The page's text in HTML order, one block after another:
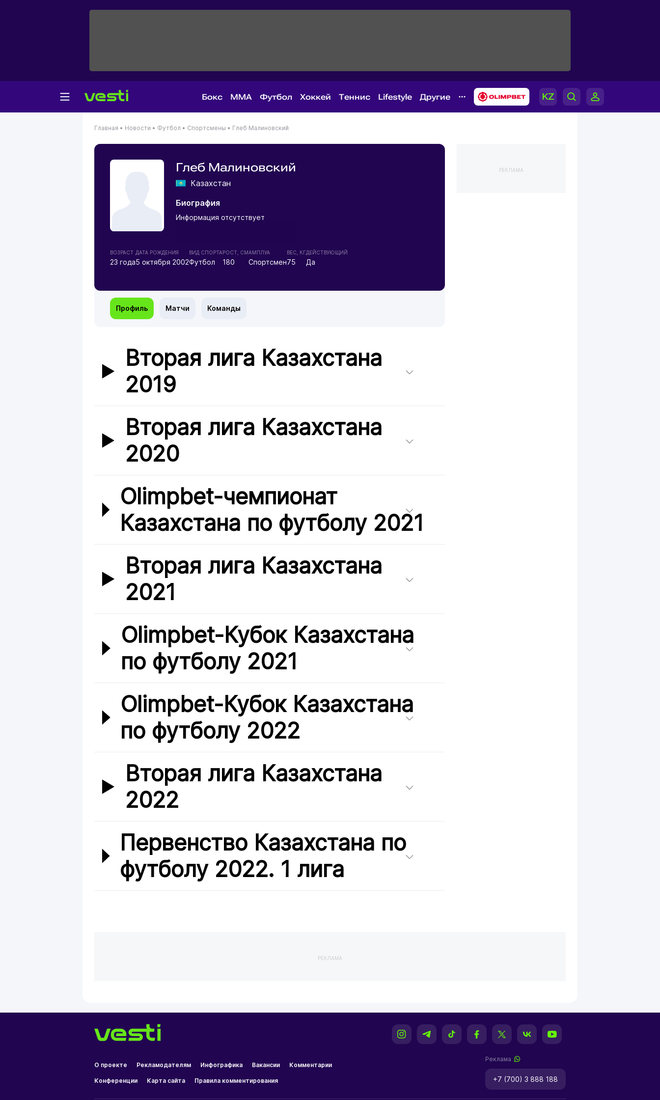
Бокс MMA Футбол Хоккей Теннис Lifestyle Другие
Главная • Новости • Футбол • Спортсмены • Глеб Малиновский
Глеб Малиновский
Казахстан
Биография
Информация отсутствует
ВОЗРАСТ
23 года
ДАТА РОЖДЕНИЯ
5 октября 2002
ВИД СПОРТА
Футбол
РОСТ, СМ
180
АМПЛУА
Спортсмен
ВЕС, КГ
75
ДЕЙСТВУЮЩИЙ
Да
Профиль Матчи Команды
Вторая лига Казахстана
2019
Вторая лига Казахстана
2020
Olimpbet-чемпионат
Казахстана по футболу 2021
Вторая лига Казахстана
2021
Olimpbet-Кубок Казахстана
по футболу 2021
Olimpbet-Кубок Казахстана
по футболу 2022
Вторая лига Казахстана
2022
Первенство Казахстана по
футболу 2022. 1 лига
РЕКЛАМА
РЕКЛАМА
О проекте Рекламодателям Инфографика Вакансии Комментарии
Конференции Карта сайта Правила комментирования
Реклама
+7 (700) 3 888 188